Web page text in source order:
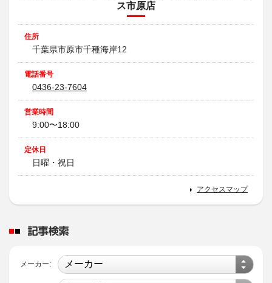
ス市原店
住所
千葉県市原市千種海岸12
電話番号
0436-23-7604
営業時間
9:00〜18:00
定休日
日曜・祝日
アクセスマップ
記事検索
メーカー: